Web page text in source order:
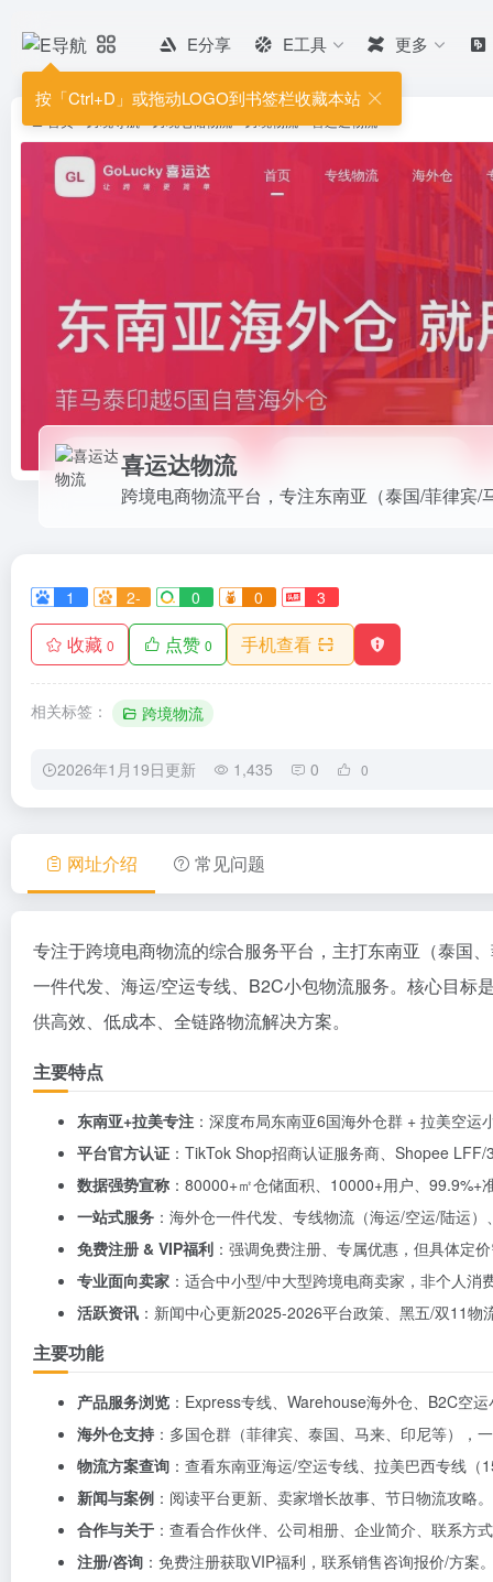
按「Ctrl+D」或拖动LOGO到书签栏收藏本站
E分享 E工具 更多
喜运达物流
1 2- 0 0 3
收藏 0 点赞 0 手机查看
相关标签： 跨境物流
2026年1月19日更新 1,435 0 0
跨境电商物流平台，专注东南亚
Shop/Shopee/Lazada/Temu等...
网址介绍 常见问题
专注于跨境电商物流的综合服务平台，主打东南亚（泰国
一件代发、海运/空运专线、B2C小包物流服务。核心目标
供高效、低成本、全链路物流解决方案。
主要特点
东南亚+拉美专注 ：深度布局东南亚6国海外仓群 + 拉美空
平台官方认证 ：TikTok Shop招商认证服务商、Shopee
数据强势宣称 ：80000+㎡仓储面积、10000+用户、
一站式服务 ：海外仓一件代发、专线物流（海运/空运/陆运
免费注册 & VIP福利 ：强调免费注册、专属优惠，但具体定
专业面向卖家 ：适合中小型/中大型跨境电商卖家，非个人消
活跃资讯 ：新闻中心更新2025-2026平台政策、黑五/双11物
主要功能
产品服务浏览 ：Express专线、Warehouse海外仓、B2C空
海外仓支持 ：多国仓群（菲律宾、泰国、马来、印尼等），
物流方案查询 ：查看东南亚海运/空运专线、拉美巴西专线
新闻与案例 ：阅读平台更新、卖家增长故事、节日物流攻略。
合作与关于 ：查看合作伙伴、公司相册、企业简介、联系方
注册/咨询 ：免费注册获取VIP福利，联系销售咨询报价/方案